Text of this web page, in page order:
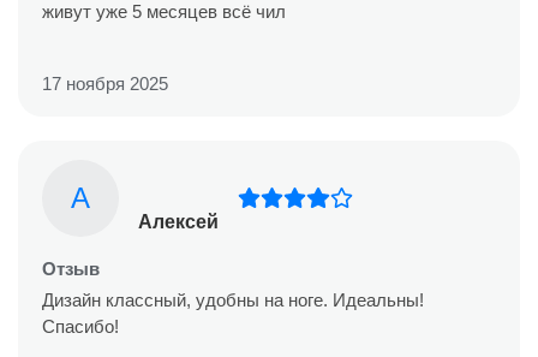
живут уже 5 месяцев всё чил
17 ноября 2025
А
Алексей
Отзыв
Дизайн классный, удобны на ноге. Идеальны!
Спасибо!